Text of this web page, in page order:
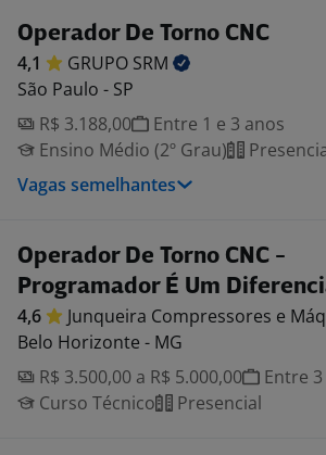
Operador De Torno CNC
4,1 GRUPO SRM
São Paulo - SP
R$ 3.188,00
Entre 1 e 3 anos
Ensino Médio (2º Grau)
Vagas semelhantes
Operador De Torno CNC -
Programador É Um
4,6 Junqueira Compressores e
Belo Horizonte - MG
R$ 3.500,00 a R$ 5.000,00
Entre
Curso Técnico
Presencial